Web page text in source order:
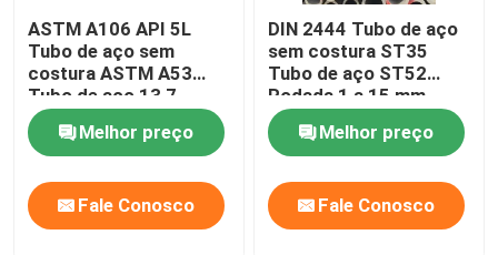
Tubos de cobre de latão
Tubulação de alumínio
placa de aço carbono
ASTM A106 API 5L
Tubo de aço sem
costura ASTM A53
Tubo de aço 13,7 -
610Mm
Melhor preço
Fale Conosco
DIN 2444 Tubo de aço
sem costura ST35
Tubo de aço ST52
Rodada 1 a 15 mm
Melhor preço
Fale Conosco